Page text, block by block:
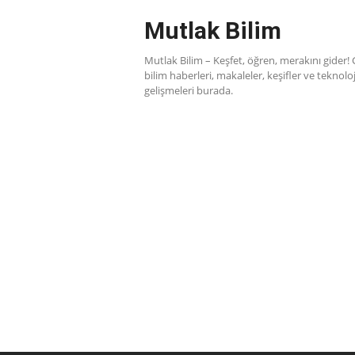
Mutlak Bilim
Mutlak Bilim – Keşfet, öğren, merakını gider!
bilim haberleri, makaleler, keşifler ve
gelişmeleri burada.